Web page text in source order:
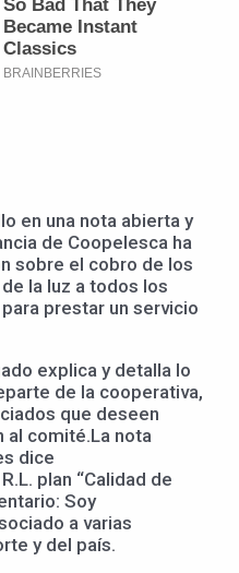
en una nota abierta y
de Coopelesca ha
sobre el cobro de los
la luz a todos los
prestar un servicio
explica y detalla lo
de la cooperativa,
que deseen
al comité.La nota
dice
plan “Calidad de
Soy
a varias
y del país.